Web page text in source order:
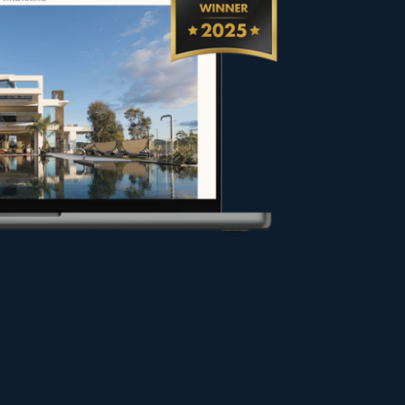
et propriétaires dans
les meilleures conditions ou
pour valoriser votre projet.